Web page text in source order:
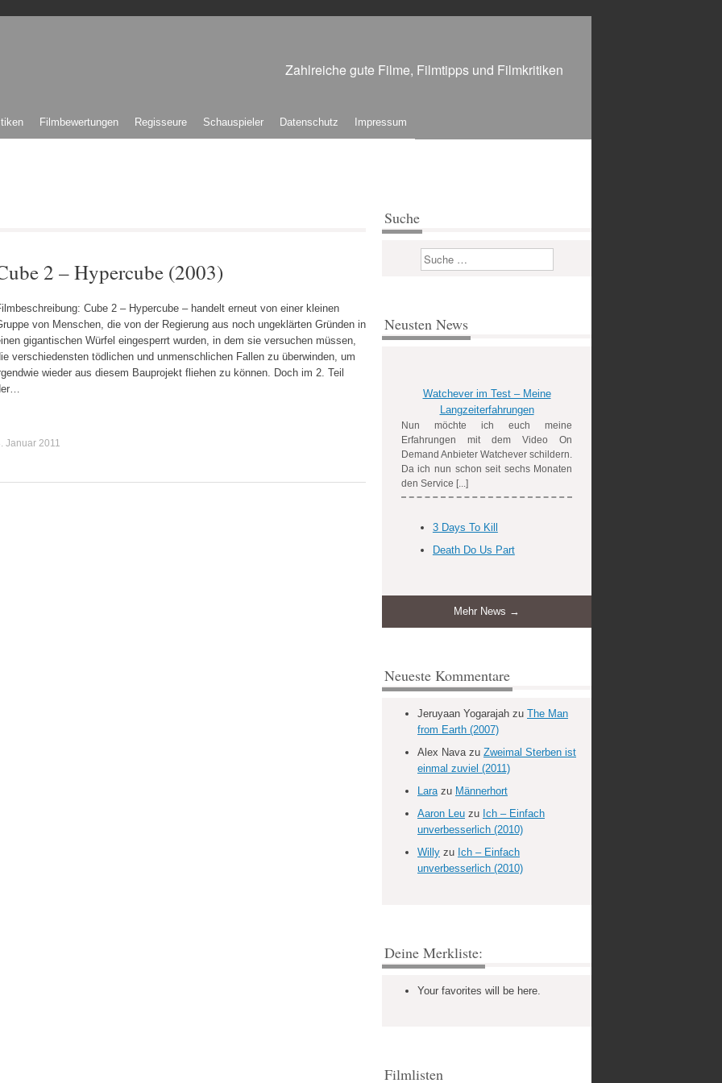
Zahlreiche gute Filme, Filmtipps und Filmkritiken
Filmbewertungen Regisseure Schauspieler Datenschutz Impressum
2 – Hypercube (2003)
Cube 2 – Hypercube – handelt erneut von einer kleinen
von Menschen, die von der Regierung aus noch ungeklärten Gründen in
gigantischen Würfel eingesperrt wurden, in dem sie versuchen müssen,
verschiedensten tödlichen und unmenschlichen Fallen zu überwinden, um
wieder aus diesem Bauprojekt fliehen zu können. Doch im 2. Teil
Januar 2011
Suche
Suchen
Neusten News
Watchever im Test – Meine
Langzeiterfahrungen
Nun möchte ich euch meine
Erfahrungen mit dem Video On
Demand Anbieter Watchever schildern.
Da ich nun schon seit sechs Monaten
den Service [...]
3 Days To Kill
Death Do Us Part
Mehr News →
Neueste Kommentare
Jeruyaan Yogarajah zu The Man
from Earth (2007)
Alex Navazu Zweimal Sterben ist
einmal zuviel (2011)
Larazu Männerhort
Aaron Leu zu Ich – Einfach
unverbesserlich (2010)
Willy zu Ich – Einfach
unverbesserlich (2010)
Deine Merkliste:
Your favorites will be here.
Filmlisten